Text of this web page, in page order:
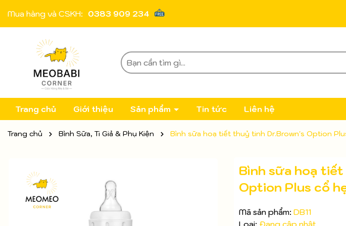
Mua hàng và CSKH: 0383 909 234
Trang chủ Giới thiệu Sản phẩm Tin tức Liên hệ
Trang chủ Bình Sữa, Ti Giả & Phụ Kiện Bình sữa hoạ tiết thuỷ tinh Dr.Brown's Option
Bình sữa hoạ
Option Plus cổ
Mã sản phẩm: DB11
Loại: Đang cập nhật